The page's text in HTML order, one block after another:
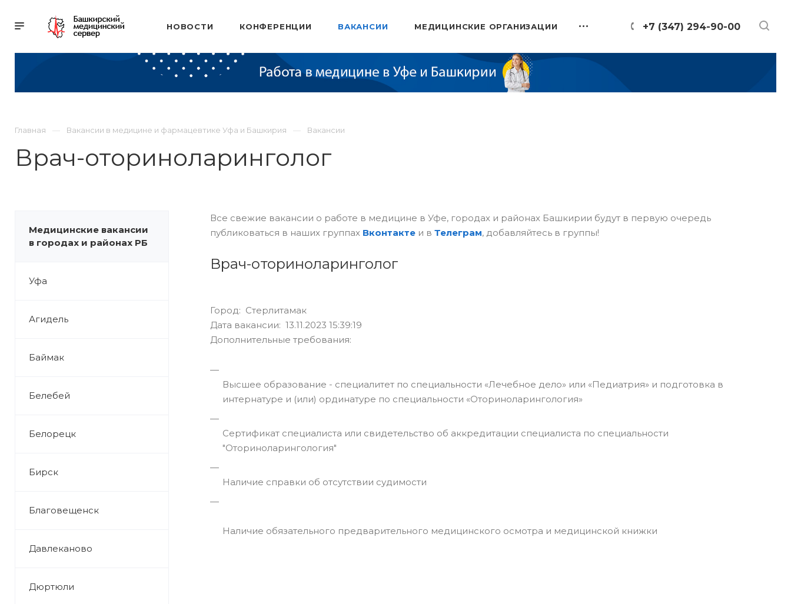
+7 (347) 294-90-00
НОВОСТИ КОНФЕРЕНЦИИ ВАКАНСИИ МЕДИЦИНСКИЕ ОРГАНИЗАЦИИ
Главная Вакансии в медицине и фармацевтике Уфа и Башкирия Вакансии
Врач-оториноларинголог
Медицинские вакансии
в городах и районах РБ
Уфа
Агидель
Баймак
Белебей
Белорецк
Бирск
Благовещенск
Давлеканово
Дюртюли
Все свежие вакансии о работе в медицине в Уфе, городах и районах Башкирии будут в первую очередь
публиковаться в наших группах Вконтактеи в Телеграм, добавляйтесь в группы!
Врач-оториноларинголог
Город: Стерлитамак
Дата вакансии: 13.11.2023 15:39:19
Дополнительные требования:
Высшее образование - специалитет по специальности «Лечебное дело» или «Педиатрия» и подготовка в
интернатуре и (или) ординатуре по специальности «Оториноларингология»
Сертификат специалиста или свидетельство об аккредитации специалиста по специальности
"Оториноларингология"
Наличие справки об отсутствии судимости
Наличие обязательного предварительного медицинского осмотра и медицинской книжки